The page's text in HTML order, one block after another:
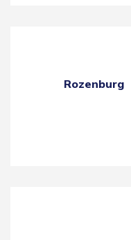
Rozenburg